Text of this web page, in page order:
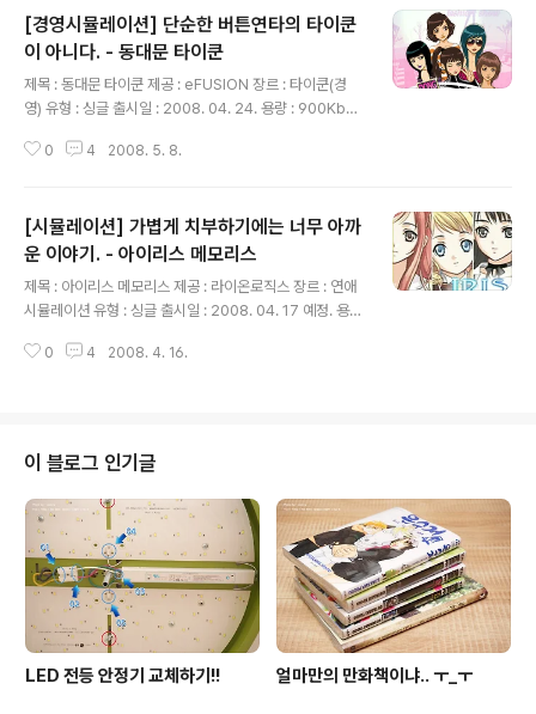
[경영시뮬레이션] 단순한 버튼연타의 타이쿤
이 아니다. - 동대문 타이쿤
제목 : 동대문 타이쿤 제공 : eFUSION 장르 : 타이쿤(경
영) 유형 : 싱글 출시일 : 2008. 04. 24. 용량 : 900Kbyt
에서 풀어낸 작품. 동대문 타이쿤입니다. #01. 타이쿤과는
이 많죠. 출시전부터 색다른 요소들이 보여 꽤나 기대를 했
던 게임인데.. 실지 동대문 타이쿤은 경영시뮬레이션을 타
이쿤이라는 요소로 풀어낸 작품이라고 할 수 있을 듯 합니
다. #02. 3명의 스토리. 동대문 타이쿤은 3명의 주인공을
만 바뀔뿐 내용은 똑같은 방식이 아닌, 각각의 방식과 목..
0 4 2008. 5. 8.
[시뮬레이션] 가볍게 치부하기에는 너무 아까
운 이야기. - 아이리스 메모리스
제목 : 아이리스 메모리스 제공 : 라이온로직스 장르 : 연애
시뮬레이션 유형 : 싱글 출시일 : 2008. 04. 17 예정. 용량
고 꾸준하게 연애 시뮬레이션 작품을 내고 있는 라이온 로
었던 일본의 게임 동급생/하급생 시리즈를 필두로 미연시
는 세상에 있어 그리 환영받는 장르가 아니게 되어버렸습
니다. 연애도 못하는 것들. 실제로는 아무것도 못하는 남자.
세상에서 흔히 오타쿠라 부르는 자들이 대리만족이나 현실
도피를 위해 하는 게임으로 치부되고 말게 되었죠. 과연 이
러한 장..
0 4 2008. 4. 16.
이 블로그 인기글
LED 전등 안정기 교체하기!! 얼마만의 만화책이냐.. ㅜ_ㅜ